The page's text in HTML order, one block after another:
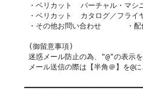
・ベリカット  バーチャル・マシ
・ベリカット  カタログ／フライ
・その他お問い合わせ      ・配
(御留意事項)
迷惑メール防止の為、"@"の表示
メール送信の際は【半角＠】を@